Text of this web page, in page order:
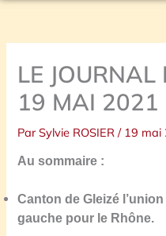
LE JOURNAL
19 MAI 2021
ParSylvie ROSIER/ 19 mai
Au sommaire :
Canton de Gleizé
gauche pour le Rhône.